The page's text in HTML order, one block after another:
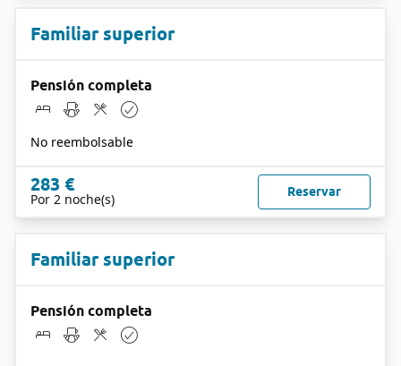
Familiar superior
Pensión completa
No reembolsable
283 €
Por 2 noche(s) Reservar
Familiar superior
Pensión completa